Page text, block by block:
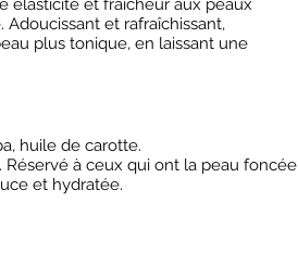
élasticité et fraîcheur aux peaux
et rafraîchissant,
plus tonique, en laissant une
huile de carotte.
à ceux qui ont la peau foncée
et hydratée.